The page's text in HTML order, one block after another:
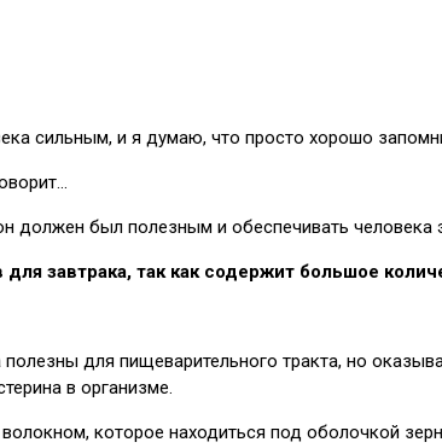
сильным, и я думаю, что просто хорошо
должен был полезным и обеспечивать человека
завтрака, так как содержит большое
для пищеварительного тракта, но
в организме.
которое находиться под оболочкой